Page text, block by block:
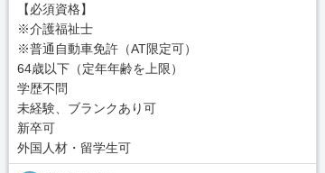
【必須資格】
※介護福祉士
※普通自動車免許（AT限定可）
64歳以下（定年年齢を上限）
学歴不問
未経験、ブランクあり可
新卒可
外国人材・留学生可